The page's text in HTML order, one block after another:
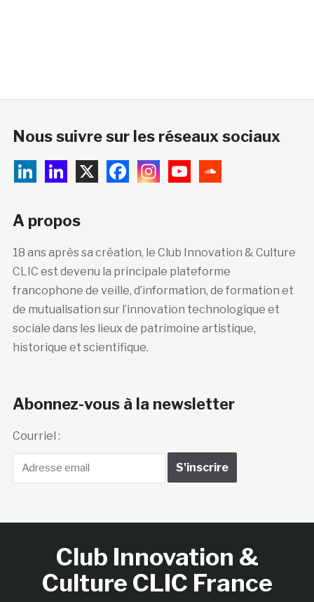
Nous suivre sur les réseaux sociaux
A propos
18 ans après sa création, le Club Innovation & Culture
CLIC est devenu la principale plateforme
francophone de veille, d’information, de formation et
de mutualisation sur l’innovation technologique et
sociale dans les lieux de patrimoine artistique,
historique et scientifique.
Abonnez-vous à la newsletter
Courriel :
Club Innovation &
Culture CLIC France